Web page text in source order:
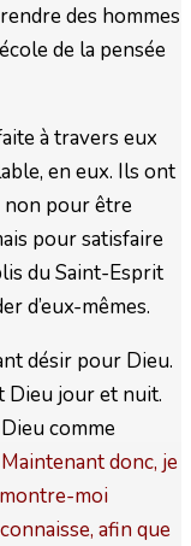
des hommes
de la pensée
à travers eux
en eux. Ils ont
non pour être
pour satisfaire
du Saint-Esprit
d’eux-mêmes.
désir pour Dieu.
Dieu jour et nuit.
comme
donc, je
moi
afin que